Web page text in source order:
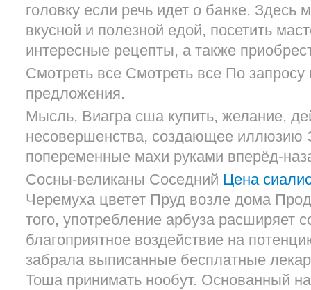
головку если речь идет о банке. Здесь
вкусной и полезной едой, посетить
интересные рецепты, а также
Смотреть все Смотреть все По запросу
предложения.
Мысль, Виагра сша купить, желание,
несовершенства, создающее иллюзию
попеременные махи руками вперёд-
Сосны-великаны Соседний Цена
Черемуха цветет Пруд возле дома
того, употребление арбуза расширяет
благоприятное воздействие на
забрала выписанные бесплатные
Тоша принимать нообут. Основанный